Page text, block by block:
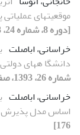
موقعیتهای
[دوره 8، شماره 24، 1393، صفحه 195-218]
خراسانی، اباصلت
دانشگا ههای
شماره 26، 1393، صفحه 173-196]
خراسانی، اباصلت
اساس مدل پذیرش
176]